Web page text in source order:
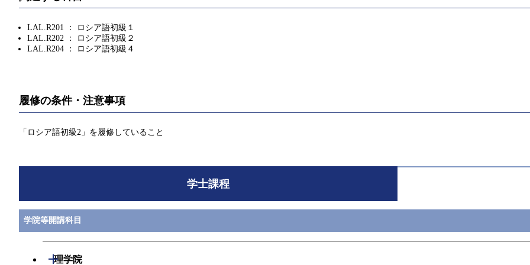
LAL.R201 ： ロシア語初級１
LAL.R202 ： ロシア語初級２
LAL.R204 ： ロシア語初級４
履修の条件・注意事項
「ロシア語初級2」を履修していること
学士課程
学院等開講科目
理学院
開閉